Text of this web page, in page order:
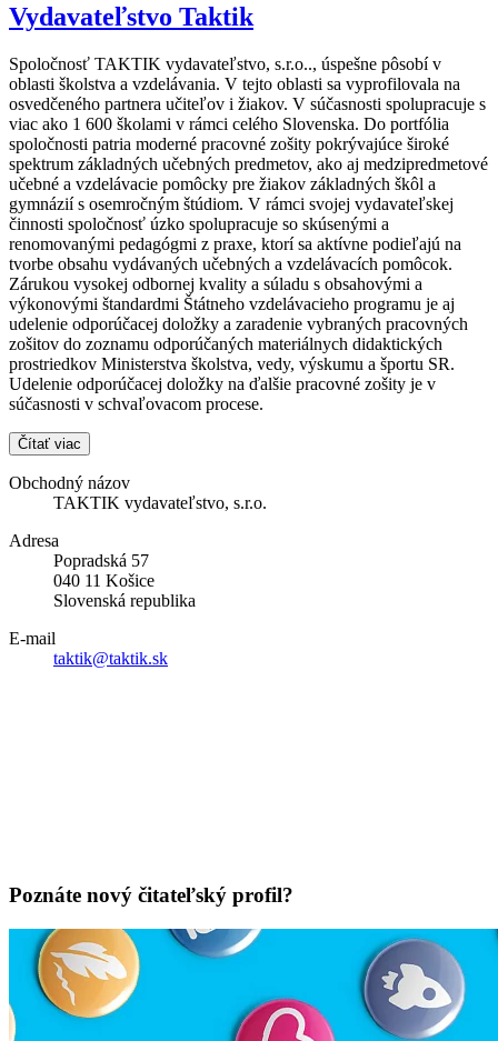
Vydavateľstvo Taktik
Spoločnosť TAKTIK vydavateľstvo, s.r.o.., úspešne pôsobí v
oblasti školstva a vzdelávania. V tejto oblasti sa vyprofilovala na
osvedčeného partnera učiteľov i žiakov. V súčasnosti spolupracuje s
viac ako 1 600 školami v rámci celého Slovenska. Do portfólia
spoločnosti patria moderné pracovné zošity pokrývajúce široké
spektrum základných učebných predmetov, ako aj medzipredmetové
učebné a vzdelávacie pomôcky pre žiakov základných škôl a
gymnázií s osemročným štúdiom. V rámci svojej vydavateľskej
činnosti spoločnosť úzko spolupracuje so skúsenými a
renomovanými pedagógmi z praxe, ktorí sa aktívne podieľajú na
tvorbe obsahu vydávaných učebných a vzdelávacích pomôcok.
Zárukou vysokej odbornej kvality a súladu s obsahovými a
výkonovými štandardmi Štátneho vzdelávacieho programu je aj
udelenie odporúčacej doložky a zaradenie vybraných pracovných
zošitov do zoznamu odporúčaných materiálnych didaktických
prostriedkov Ministerstva školstva, vedy, výskumu a športu SR.
Udelenie odporúčacej doložky na ďalšie pracovné zošity je v
súčasnosti v schvaľovacom procese.
Čítať viac
Obchodný názov
TAKTIK vydavateľstvo, s.r.o.
Adresa
Popradská 57
040 11 Košice
Slovenská republika
E-mail
taktik@taktik.sk
Poznáte nový čitateľský profil?